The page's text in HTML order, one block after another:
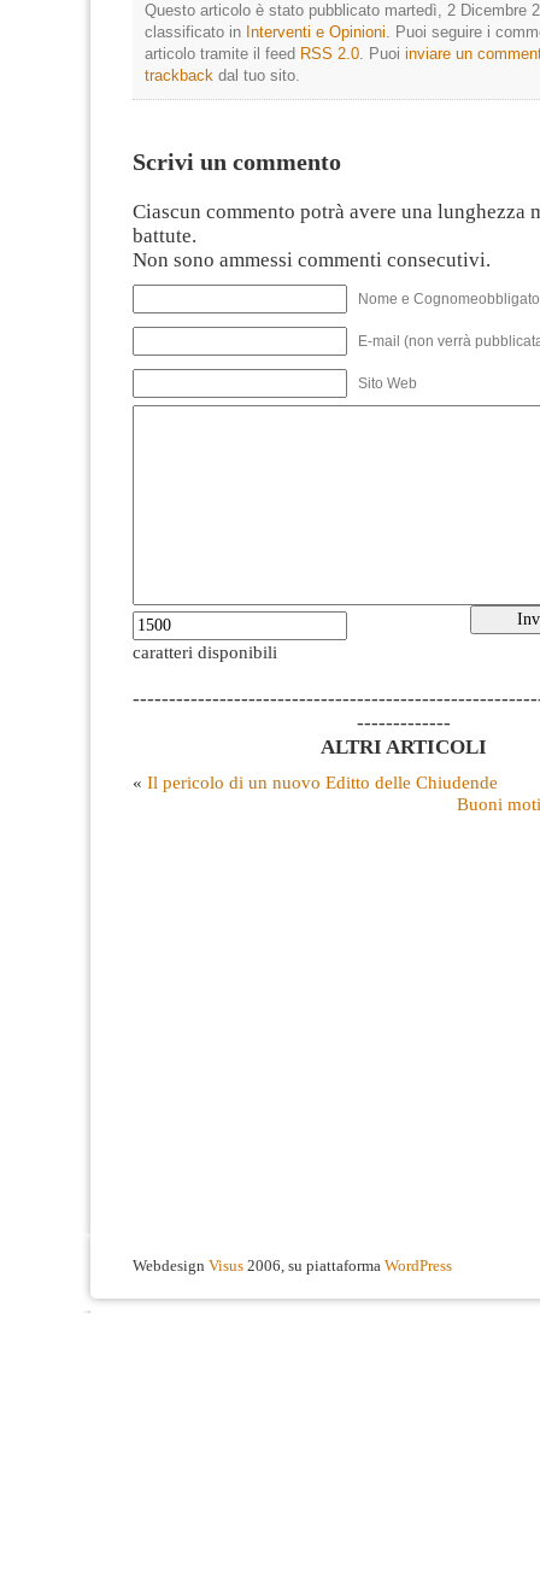
Questo articolo è stato pubblicato martedì, 2 Dicembre
classificato in Interventi e Opinioni. Puoi seguire i
articolo tramite il feed RSS 2.0. Puoi inviare un
trackback dal tuo sito.
Scrivi un commento
Ciascun commento potrà avere una lunghezza
battute.
Non sono ammessi commenti consecutivi.
Nome e
E-mail (non verrà
Sito Web
caratteri disponibili
-------------
ALTRI ARTICOLI
« Il pericolo di un nuovo Editto delle Chiudende
Buoni
Webdesign Visus 2006, su piattaforma WordPress